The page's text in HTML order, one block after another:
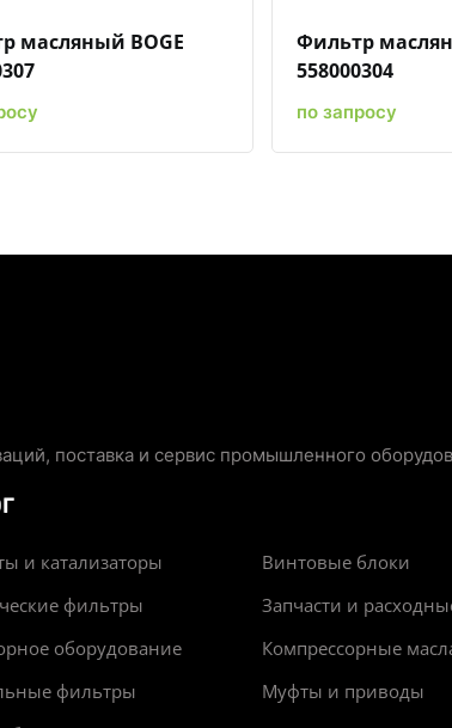
масляный BOGE
Фильтр
558000304
по запросу
поставка и сервис промышленного
и катализаторы
Винтовые блоки
фильтры
Запчасти и
оборудование
Компрессорные
фильтры
Муфты и приводы